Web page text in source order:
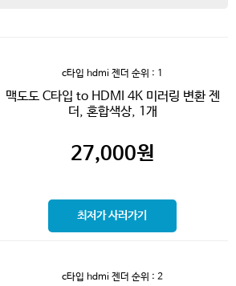
c타입 hdmi 젠더 순위 : 1
맥도도 C타입 to HDMI 4K 미러링 변환 젠
더, 혼합색상, 1개
27,000원
최저가 사러가기
c타입 hdmi 젠더 순위 : 2